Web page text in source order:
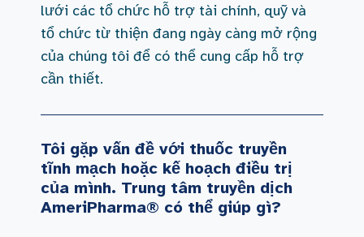
lưới các tổ chức hỗ trợ tài chính, quỹ và
tổ chức từ thiện đang ngày càng mở rộng
của chúng tôi để có thể cung cấp hỗ trợ
cần thiết.
Tôi gặp vấn đề với thuốc truyền
tĩnh mạch hoặc kế hoạch điều trị
của mình. Trung tâm truyền dịch
AmeriPharma® có thể giúp gì?